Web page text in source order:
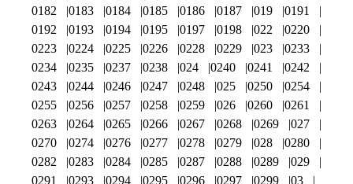
0182
0183 0184 0185 0186 0187 019
0191
0192
0193 0194 0195 0197 0198 022
0220
0223
0224 0225 0226 0228 0229 023
0233
0234
0235 0237 0238 024 0240 0241
0242
0243
0244 0246 0247 0248 025 0250
0254
0255
0256 0257 0258 0259 026 0260
0261
0263
0264 0265 0266 0267 0268 0269
027
0270
0274 0276 0277 0278 0279 028
0280
0282
0283 0284 0285 0287 0288 0289
029
0291
0293 0294 0295 0296 0297 0299 03